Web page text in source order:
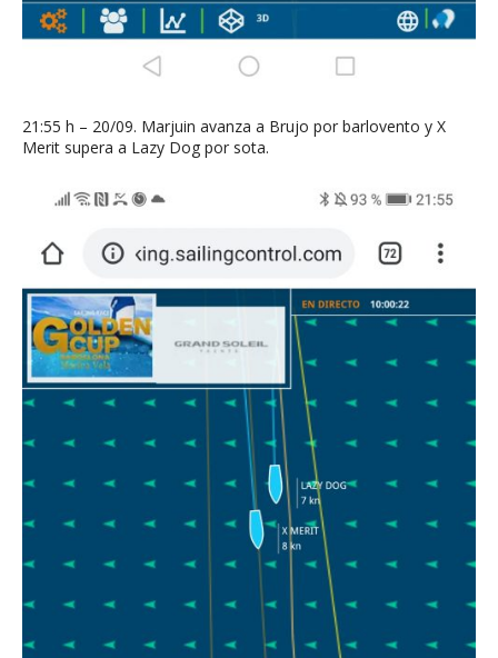
21:55 h – 20/09. Marjuin avanza a Brujo por barlovento y X
Merit supera a Lazy Dog por sota.